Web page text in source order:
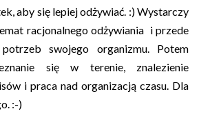
aby się lepiej odżywiać. :) Wystarczy
racjonalnego odżywiania i przede
potrzeb swojego organizmu. Potem
się w terenie, znalezienie
i praca nad organizacją czasu. Dla
:-)